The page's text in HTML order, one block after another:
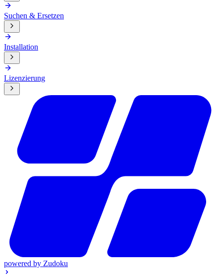
Suchen & Ersetzen
Installation
Lizenzierung
powered by Zudoku